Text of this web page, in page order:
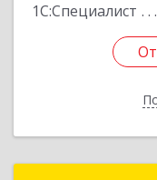
1С:Специалист